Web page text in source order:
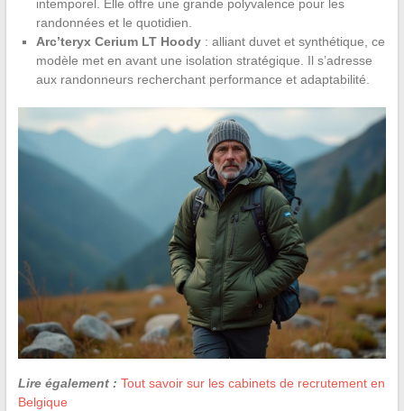
intemporel. Elle offre une grande polyvalence pour les
randonnées et le quotidien.
Arc’teryx Cerium LT Hoody: alliant duvet et synthétique, ce
modèle met en avant une isolation stratégique. Il s’adresse
aux randonneurs recherchant performance et adaptabilité.
Lire également : Tout savoir sur les cabinets de recrutement en
Belgique